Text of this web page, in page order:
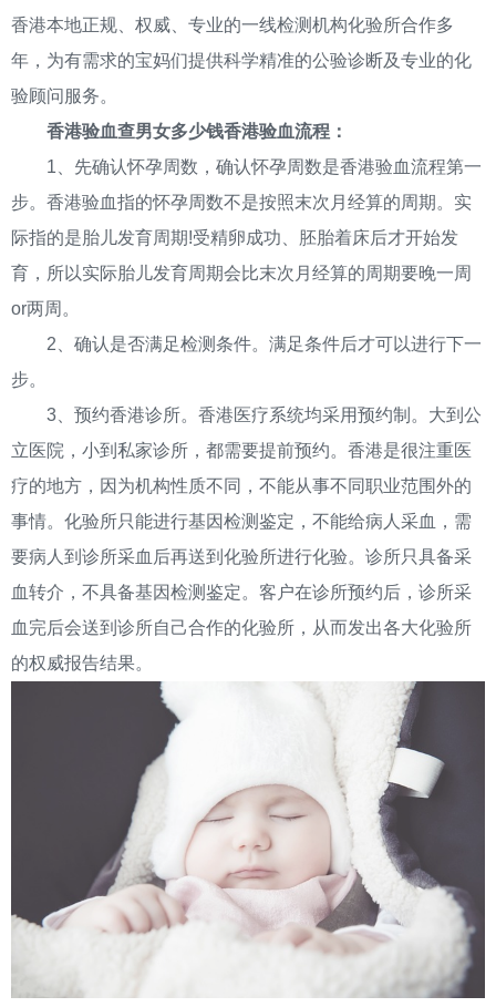
香港本地正规、权威、专业的一线检测机构化验所合作多
年，为有需求的宝妈们提供科学精准的公验诊断及专业的化
验顾问服务。
香港验血查男女多少钱香港验血流程：
1、先确认怀孕周数，确认怀孕周数是香港验血流程第一
步。香港验血指的怀孕周数不是按照末次月经算的周期。实
际指的是胎儿发育周期!受精卵成功、胚胎着床后才开始发
育，所以实际胎儿发育周期会比末次月经算的周期要晚一周
or两周。
2、确认是否满足检测条件。满足条件后才可以进行下一
步。
3、预约香港诊所。香港医疗系统均采用预约制。大到公
立医院，小到私家诊所，都需要提前预约。香港是很注重医
疗的地方，因为机构性质不同，不能从事不同职业范围外的
事情。化验所只能进行基因检测鉴定，不能给病人采血，需
要病人到诊所采血后再送到化验所进行化验。诊所只具备采
血转介，不具备基因检测鉴定。客户在诊所预约后，诊所采
血完后会送到诊所自己合作的化验所，从而发出各大化验所
的权威报告结果。